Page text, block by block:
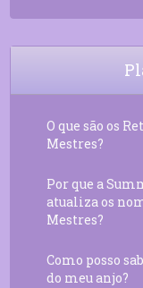
O que são os
Mestres?
Por que a
atualiza os
Mestres?
Como posso
do meu anjo?